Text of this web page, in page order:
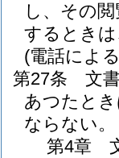
し、その
するとき
(電話によ
第27条
文
あつたと
ならない。
第4章